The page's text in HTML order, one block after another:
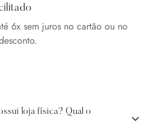
6x sem juros no cartão ou no
loja física? Qual o